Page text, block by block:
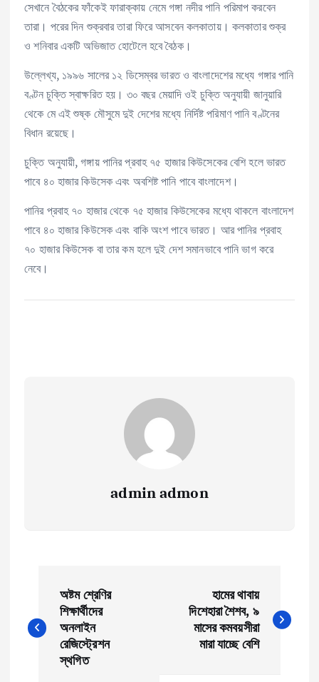
সেখানে বৈঠকের ফাঁকেই ফারাক্কায় নেমে গঙ্গা নদীর পানি পরিমাপ করবেন
তারা। পরের দিন শুক্রবার তারা ফিরে আসবেন কলকাতায়। কলকাতার শুক্র
ও শনিবার একটি অভিজাত হোটেলে হবে বৈঠক।
উল্লেখ্য, ১৯৯৬ সালের ১২ ডিসেম্বর ভারত ও বাংলাদেশের মধ্যে গঙ্গার পানি
বণ্টন চুক্তি স্বাক্ষরিত হয়। ৩০ বছর মেয়াদি ওই চুক্তি অনুযায়ী জানুয়ারি
থেকে মে এই শুষ্ক মৌসুমে দুই দেশের মধ্যে নির্দিষ্ট পরিমাণ পানি বণ্টনের
বিধান রয়েছে।
চুক্তি অনুযায়ী, গঙ্গায় পানির প্রবাহ ৭৫ হাজার কিউসেকের বেশি হলে ভারত
পাবে ৪০ হাজার কিউসেক এবং অবশিষ্ট পানি পাবে বাংলাদেশ।
পানির প্রবাহ ৭০ হাজার থেকে ৭৫ হাজার কিউসেকের মধ্যে থাকলে বাংলাদেশ
পাবে ৪০ হাজার কিউসেক এবং বাকি অংশ পাবে ভারত। আর পানির প্রবাহ
৭০ হাজার কিউসেক বা তার কম হলে দুই দেশ সমানভাবে পানি ভাগ করে
নেবে।
admin admon
o
অষ্টম শ্রেণির
শিক্ষার্থীদের
অনলাইন
রেজিস্ট্রেশন
স্থগিত
হামের থাবায়
দিশেহারা শৈশব, ৯
মাসের কমবয়সীরা
মারা যাচ্ছে বেশি